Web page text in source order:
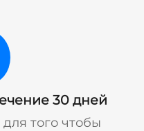
30 дней
того чтобы